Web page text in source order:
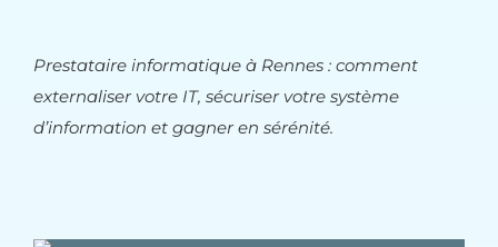
Prestataire informatique à Rennes : comment
externaliser votre IT, sécuriser votre système
d’information et gagner en sérénité.